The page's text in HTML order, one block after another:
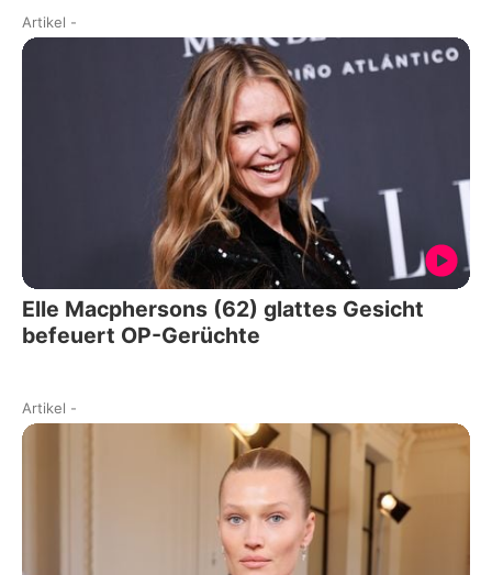
Artikel -
Elle Macphersons (62) glattes Gesicht
befeuert OP-Gerüchte
Artikel -